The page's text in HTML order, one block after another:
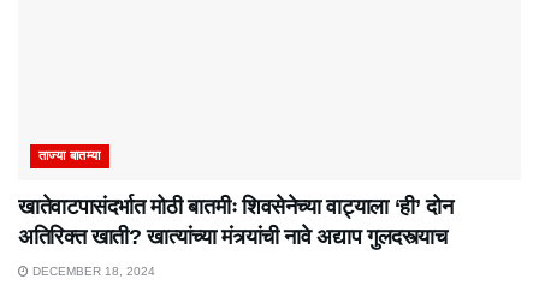
ताज्या बातम्या
खातेवाटपासंदर्भात मोठी बातमीः शिवसेनेच्या वाट्याला ‘ही’ दोन
अतिरिक्त खाती? खात्यांच्या मंत्र्यांची नावे अद्याप गुलदस्त्याच
DECEMBER 18, 2024